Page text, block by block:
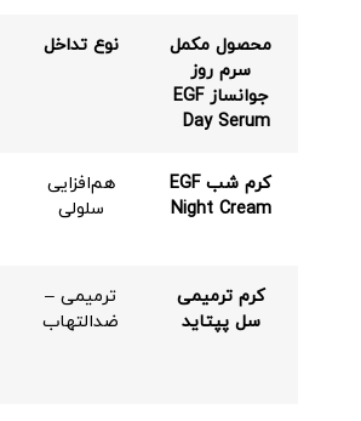
محصول مکمل
سرم روز
جوانساز EGF
Day Serum
نوع تداخل
کرم شب EGF
Night Cream
هم‌افزایی
سلولی
کرم ترمیمی
سل پپتاید
ترمیمی –
ضدالتهاب